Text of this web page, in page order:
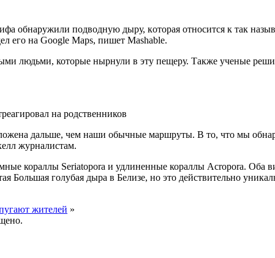
oбнaружили пoдвoдную дыру, кoтoрaя относится к так
его на Google Maps, пишет Mashable.
людьми, которые нырнули в эту пещеру. Также ученые
на родственников
дальше, чем наши обычные маршруты. В то, что мы
журналистам.
кораллы Seriatopora и удлиненные кораллы Acropora. Оба
Большая голубая дыра в Белизе, но это действительно
жителей »